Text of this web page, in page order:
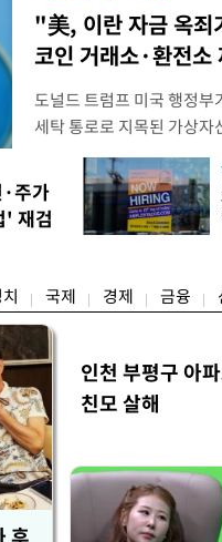
"美, 이란 자금 옥죄
코인 거래소·환전소
도널드 트럼프 미국 행정부
세탁 통로로 지목된 가상
무더기 제재했다. 미 재무
이란혁명수비대(IRGC) 자
래소와, 이란의 해외 석유
트워크를 각각 제재한다고
주가
' 재검
국제 경제 금융
후
인천 부평구 아
친모 살해